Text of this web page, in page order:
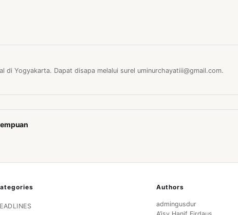
di Yogyakarta. Dapat disapa melalui surel uminurchayatiii@gmail.com.
Authors
admingusdur